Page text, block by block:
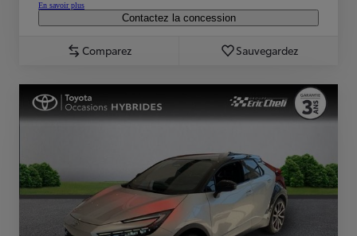
En savoir plus
Contactez la concession
Comparez Sauvegardez